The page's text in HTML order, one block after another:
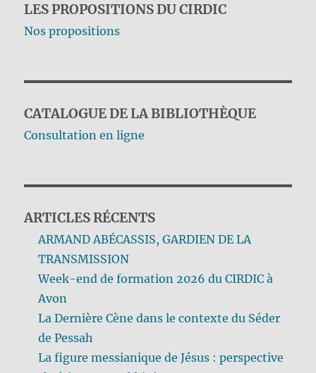
LES PROPOSITIONS DU CIRDIC
Nos propositions
CATALOGUE DE LA BIBLIOTHÈQUE
Consultation en ligne
ARTICLES RÉCENTS
ARMAND ABÉCASSIS, GARDIEN DE LA
TRANSMISSION
Week-end de formation 2026 du CIRDIC à
Avon
La Dernière Cène dans le contexte du Séder
de Pessah
La figure messianique de Jésus : perspective